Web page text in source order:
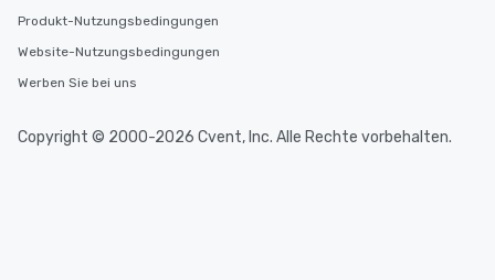
Produkt-Nutzungsbedingungen
Website-Nutzungsbedingungen
Werben Sie bei uns
Copyright © 2000-2026 Cvent, Inc. Alle Rechte vorbehalten.